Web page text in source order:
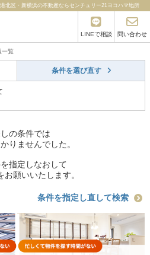
北区・新横浜の不動産ならセンチュリー21ヨコハマ地所
LINEで相談 問い合わせ
一覧
条件を選び直す
の条件では
りませんでした。
指定しなおして
お願いいたします。
条件を指定し直して検索